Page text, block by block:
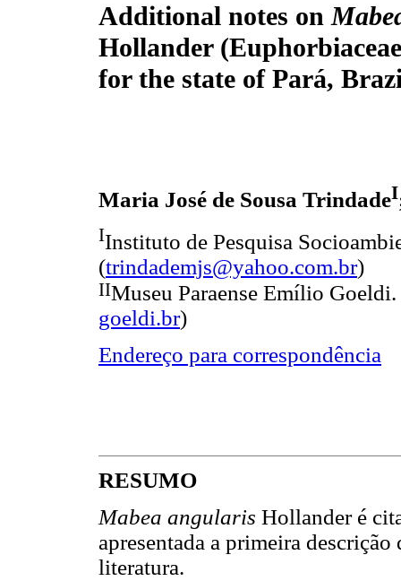
Additional notes on
Hollander
for the state of Pará,
Maria José de Sousa TrindadeI
IInstituto de Pesquisa
(trindademjs@yahoo.com.br)
IIMuseu Paraense Emílio
goeldi.br)
Endereço para correspondência
RESUMO
Mabea angularis Hollander é
apresentada a primeira
literatura.